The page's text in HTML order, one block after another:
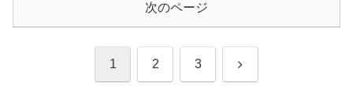
次のページ
1 2 3 次